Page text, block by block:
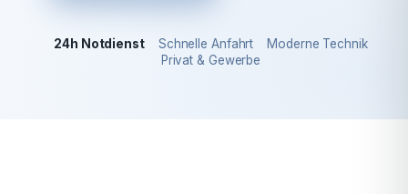
24h Notdienst Schnelle Anfahrt
Moderne Technik
Privat & Gewerbe